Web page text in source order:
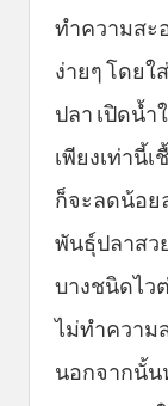
ทำความสะ
ง่ายๆ โดยใ
ปลา เปิดน้ำ
เพียงเท่านี้
ก็จะลดน้อย
พันธุ์ปลาสว
บางชนิดไว
ไม่ทำความ
นอกจากนั้น